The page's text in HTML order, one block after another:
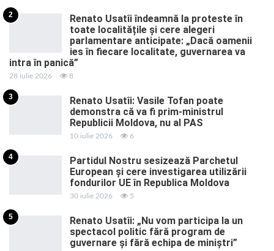
2
Renato Usatîi îndeamnă la proteste în
toate localitățile și cere alegeri
parlamentare anticipate: „Dacă oamenii
ies în fiecare localitate, guvernarea va
intra în panică”
28 iulie 2026 8
3
Renato Usatîi: Vasile Tofan poate
demonstra că va fi prim-ministrul
Republicii Moldova, nu al PAS
10 iulie 2026 6
4
Partidul Nostru sesizează Parchetul
European și cere investigarea utilizării
fondurilor UE în Republica Moldova
30 iulie 2026 5
5
Renato Usatîi: „Nu vom participa la un
spectacol politic fără program de
guvernare și fără echipa de miniștri”